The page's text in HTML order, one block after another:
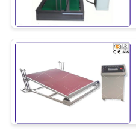
HỆ
CHÚNG
TÔI
TỨC
Thiết bị